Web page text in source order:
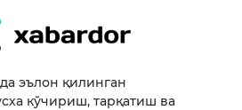
эълон қилинган
кўчириш, тарқатиш ва